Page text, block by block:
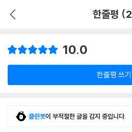
한줄평
10.0
한줄평 쓰기
클린봇이 부적절한 글을 감지 중입니다.